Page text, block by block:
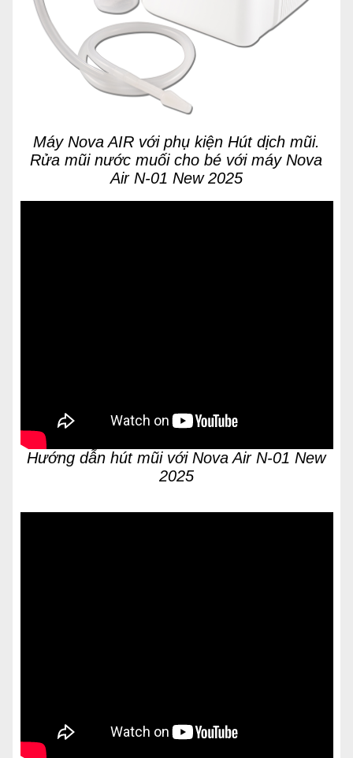
Máy Nova AIR với phụ kiện Hút dịch mũi.
Rửa mũi nước muối cho bé với máy Nova
Air N-01 New 2025
Hướng dẫn hút mũi với Nova Air N-01 New
2025